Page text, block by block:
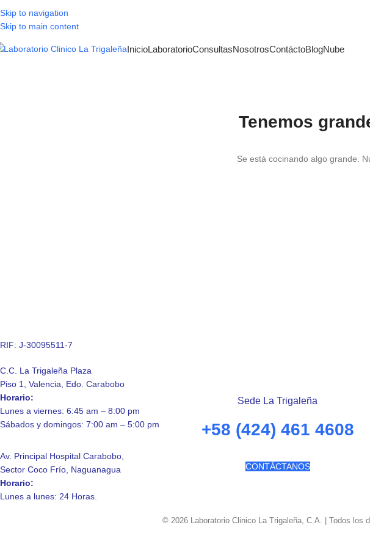
Skip to navigation
Skip to main content
InicioLaboratorioConsultasNosotrosContáctoBlogNube
Tenemos
Se está cocinando algo grande.
RIF: J-30095511-7
C.C. La Trigaleña Plaza
Piso 1, Valencia, Edo. Carabobo
Horario:
Lunes a viernes: 6:45 am – 8:00 pm
Sábados y domingos: 7:00 am – 5:00 pm
Av. Principal Hospital Carabobo,
Sector Coco Frío, Naguanagua
Horario:
Lunes a lunes: 24 Horas.
Sede La Trigaleña
+58 (424) 461 4608
CONTÁCTANOS
© 2026 Laboratorio Clinico La Trigaleña, C.A. | Todos los